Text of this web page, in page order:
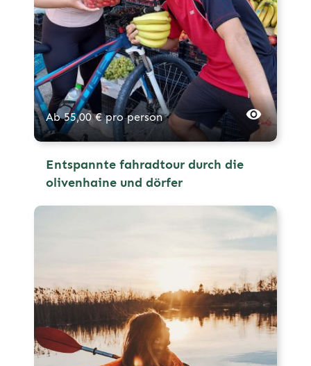
Ab55,00 € pro person
Entspannte fahradtour durch die
olivenhaine und dörfer